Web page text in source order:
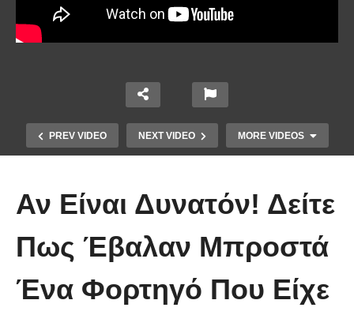
PREV VIDEO NEXT VIDEO MORE VIDEOS
Αν Είναι Δυνατόν! Δείτε
Πως Έβαλαν Μπροστά
Ένα Φορτηγό Που Είχε